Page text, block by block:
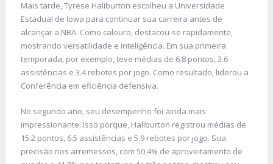
Mais tarde, Tyrese Haliburton escolheu a Universidade
Estadual de Iowa para continuar sua carreira antes de
alcançar a NBA. Como calouro, destacou-se rapidamente,
mostrando versatilidade e inteligência. Em sua primeira
temporada, por exemplo, teve médias de 6.8 pontos, 3.6
assistências e 3.4 rebotes por jogo. Como resultado, liderou a
Conferência em eficiência defensiva.
No segundo ano, seu desempenho foi ainda mais
impressionante. Isso porque, Haliburton registrou médias de
15.2 pontos, 6.5 assistências e 5.9 rebotes por jogo. Sua
precisão nos arremessos, com 50,4% de aproveitamento de